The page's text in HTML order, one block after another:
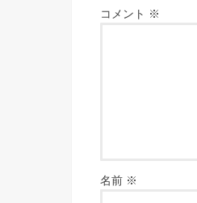
コメント ※
名前 ※